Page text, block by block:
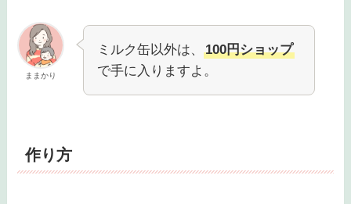
ままかり
ミルク缶以外は、100円ショップ
で手に入りますよ。
作り方